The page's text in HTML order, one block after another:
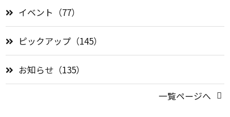
イベント（77）
ピックアップ（145）
お知らせ（135）
一覧ページへ